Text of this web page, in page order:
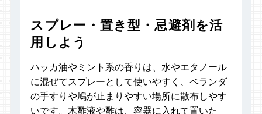
スプレー・置き型・忌避剤を活
用しよう
ハッカ油やミント系の香りは、水やエタノール
に混ぜてスプレーとして使いやすく、ベランダ
の手すりや鳩が止まりやすい場所に散布しやす
いです。木酢液や酢は、容器に入れて置いた